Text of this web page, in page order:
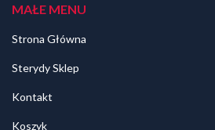
MAŁE MENU
Strona Główna
Sterydy Sklep
Kontakt
Koszyk